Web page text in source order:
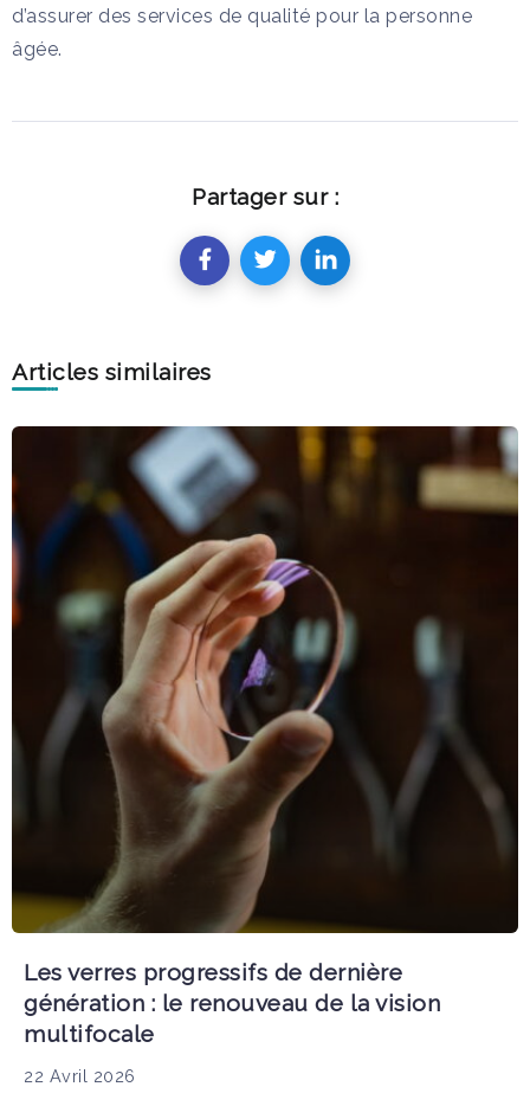
d’assurer des services de qualité pour la personne
âgée.
Partager sur :
Articles similaires
Les verres progressifs de dernière
génération : le renouveau de la vision
multifocale
22 Avril 2026